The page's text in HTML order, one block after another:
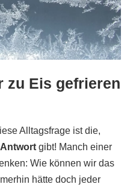
zu Eis gefrieren
Alltagsfrage ist die,
gibt! Manch einer
Wie können wir das
hätte doch jeder